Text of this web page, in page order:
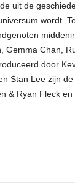
uit de
wordt.
Chan,
door
Stan Lee zijn
& Ryan Fleck